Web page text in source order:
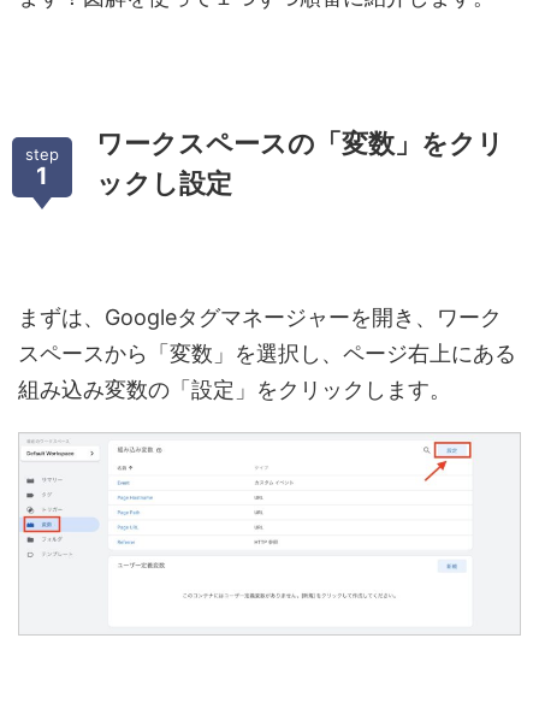
step
1
ワークスペースの「変数」をクリ
ックし設定
まずは、 Googleタグマネージャーを開き、ワーク
スペースから「変数」を選択し、ページ右上にある
組み込み変数の「設定」をクリックします。